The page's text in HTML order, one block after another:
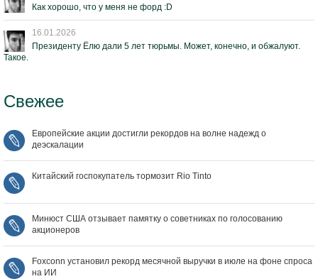
Как хорошо, что у меня не форд :D
16.01.2026
Президенту Ёлю дали 5 лет тюрьмы. Может, конечно, и обжалуют.
Такое.
Свежее
Европейские акции достигли рекордов на волне надежд о
деэскалации
Китайский госпокупатель тормозит Rio Tinto
Минюст США отзывает памятку о советниках по голосованию
акционеров
Foxconn установил рекорд месячной выручки в июле на фоне спроса
на ИИ